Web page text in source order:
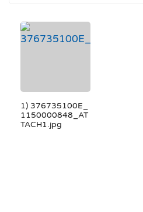
1) 376735100E_
1150000848_AT
TACH1.jpg